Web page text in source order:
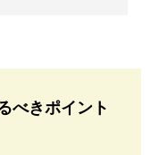
べきポイント